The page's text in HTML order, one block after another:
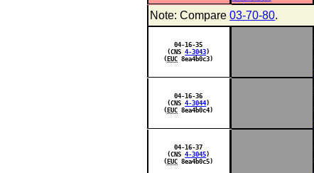
Note: Compare03-70-80.
04-16-35
(CNS4-3043 )
( EUC 8ea4b0c3)
04-16-36
(CNS4-3044 )
( EUC 8ea4b0c4)
04-16-37
(CNS4-3045 )
( EUC 8ea4b0c5)